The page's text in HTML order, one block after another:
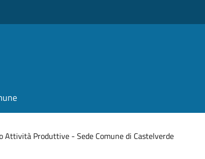
Attività Produttive - Sede Comune di Castelverde